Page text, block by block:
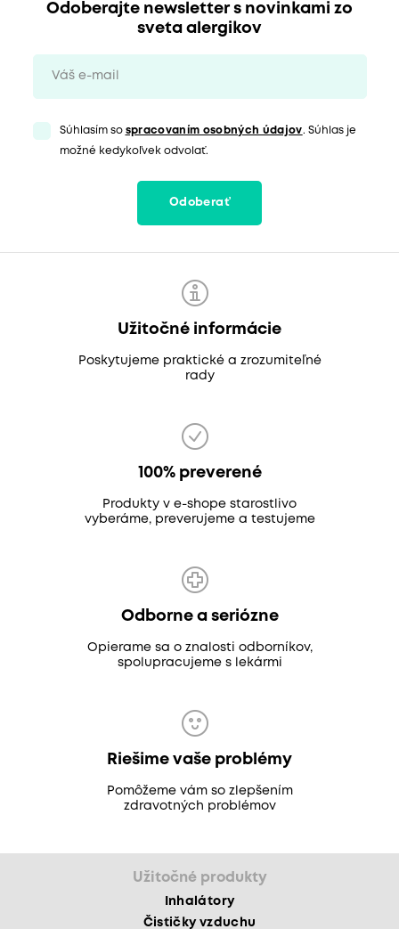
Odoberajte newsletter s novinkami zo
sveta alergikov
Súhlasím so spracovaním osobných údajov. Súhlas je
možné kedykoľvek odvolať.
Odoberať
Užitočné informácie
Poskytujeme praktické a zrozumiteľné
rady
100% preverené
Produkty v e-shope starostlivo
vyberáme, preverujeme a testujeme
Odborne a seriózne
Opierame sa o znalosti odborníkov,
spolupracujeme s lekármi
Riešime vaše problémy
Pomôžeme vám so zlepšením
zdravotných problémov
Užitočné produkty
Inhalátory
Čističky vzduchu